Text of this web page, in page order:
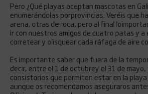
Pero ¿Qué playas aceptan mascotas en
enumerándolas porprovincias. Veréis que
arena, otras de roca, pero al final
ir con nuestros amigos de cuatro patas y a
corretear y olisquear cada ráfaga de aire
Es importante saber que fuera de la
decir, entre el 1 de octubrey el 31 de mayo,
consistorios que permiten estar en la
aunque os recomendamos aseguraros